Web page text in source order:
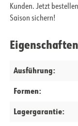
Kunden. Jetzt
Saison sichern!
Eigenschaften
Ausführung:
Formen:
Lagergarantie: